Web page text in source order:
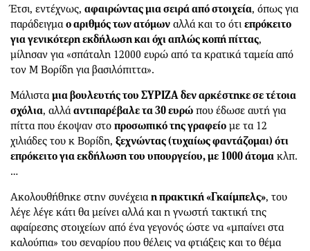
Έτσι, εντέχνως, αφαιρώντας μια σειρά από στοιχεία, όπως για
παράδειγμα ο αριθμός των ατόμων αλλά και το ότι επρόκειτο
για γενικότερη εκδήλωση και όχι απλώς κοπή πίττας,
μίλησαν για «σπάταλη 12000 ευρώ από τα κρατικά ταμεία από
τον Μ Βορίδη για βασιλόπιττα».
Μάλιστα μια βουλευτής του ΣΥΡΙΖΑ δεν αρκέστηκε σε τέτοια
σχόλια, αλλά αντιπαρέβαλε τα 30 ευρώ που έδωσε αυτή για
πίττα που έκοψαν στο προσωπικό της γραφείο με τα 12
χιλιάδες του κ Βορίδη, ξεχνώντας (τυχαίως φαντάζομαι) ότι
επρόκειτο για εκδήλωση του υπουργείου, με 1000 άτομα κλπ.
…
Ακολουθήθηκε στην συνέχεια η πρακτική «Γκαίμπελς», του
λέγε λέγε κάτι θα μείνει αλλά και η γνωστή τακτική της
αφαίρεσης στοιχείων από ένα γεγονός ώστε να «μπαίνει στα
καλούπια» του σεναρίου που θέλεις να φτιάξεις και το θέμα